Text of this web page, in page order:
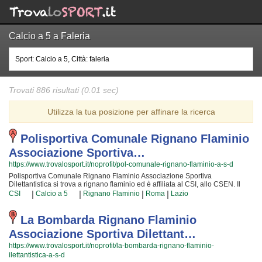
Calcio a 5 a Faleria
Trovati 886 risultati (0.01 sec)
Utilizza la tua posizione per affinare la ricerca
Polisportiva Comunale Rignano Flaminio
Associazione Sportiva…
https://www.trovalosport.it/noprofit/pol-comunale-rignano-flaminio-a-s-d
Polisportiva Comunale Rignano Flaminio Associazione Sportiva
Dilettantistica si trova a rignano flaminio ed è affiliata al CSI, allo CSEN. Il
loro fine è quello di promuovere la pallavolo proponendo corsi rivolti a
bambini e ragazzi. Polisportiva Comunale Rignano Flaminio Associazione
Sportiva Dilettantistica è radicata nella comunità di rignano flaminio e al loro
interno sono cresciute generazioni di bambini e ragazzi che hanno imparato
i valori fondamentali dello sport e l'importanza del lavoro di squadra. I loro
istruttori di pallavolo sono tra i più esperti e qualificati della zona e sono
sicuramente i più adatti a sviluppare il talento dei bambini che iniziano a
giocare e dei ragazzi che vogliono raggiungere livelli di eccellenza. Per
questo motivo Polisportiva Comunale Rignano Flaminio Associazione
CSI | Calcio a 5 | Rignano Flaminio | Roma | Lazio
La Bombarda Rignano Flaminio
Associazione Sportiva Dilettant…
https://www.trovalosport.it/noprofit/la-bombarda-rignano-flaminio-
ilettantistica-a-s-d